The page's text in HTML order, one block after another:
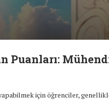
Puanları:
için öğrenciler,